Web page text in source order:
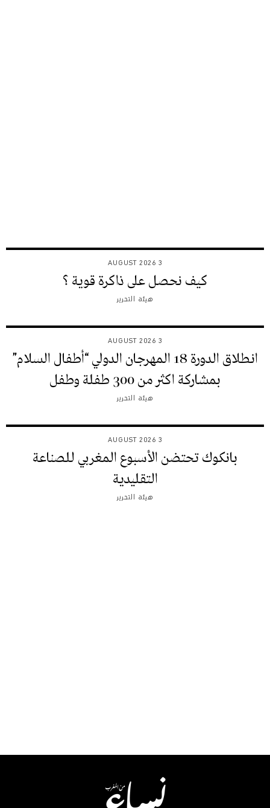
3 AUGUST 2026
كيف نحصل على ذاكرة قوية ؟
هيئة التحرير
3 AUGUST 2026
انطلاق الدورة 18 المهرجان الدولي “أطفال السلام”
بمشاركة اكثر من 300 طفلة وطفل
هيئة التحرير
3 AUGUST 2026
بانكوك تحتضن الأسبوع المغربي للصناعة
التقليدية
هيئة التحرير